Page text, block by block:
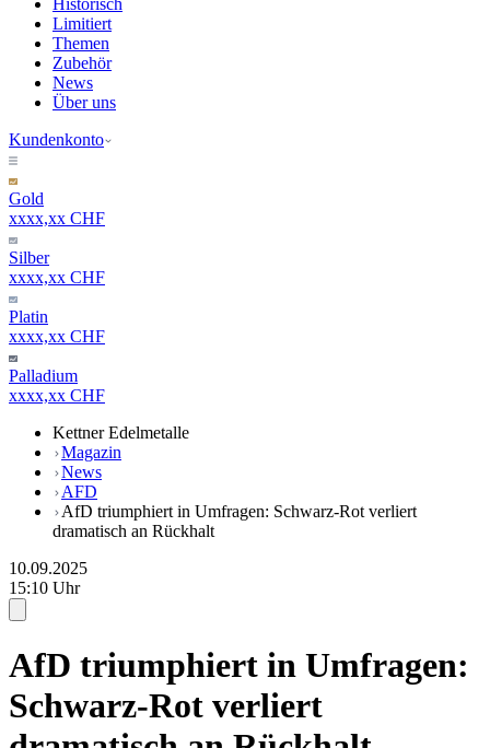
Historisch
Limitiert
Themen
Zubehör
News
Über uns
Kundenkonto
Gold
xxxx,xx CHF
Silber
xxxx,xx CHF
Platin
xxxx,xx CHF
Palladium
xxxx,xx CHF
Kettner Edelmetalle
Magazin
News
AFD
AfD triumphiert in Umfragen: Schwarz-Rot verliert
dramatisch an Rückhalt
10.09.2025
15:10 Uhr
AfD triumphiert in Umfragen:
Schwarz-Rot verliert